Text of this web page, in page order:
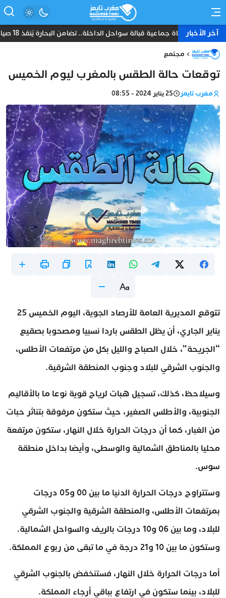
آخر الأخبارنجاة جماعية قبالة سواحل الداخلة.. تضامن البحارة يُنقذ 18 صياداً من غرق مركب “أمانة”
مجتمع
توقعات حالة الطقس بالمغرب ليوم الخميس
مغرب تايمز 25 يناير 2024 - 08:55
تتوقع المديرية العامة للأرصاد الجوية، اليوم الخميس 25
يناير الجاري، أن يظل الطقس باردا نسبيا ومصحوبا بصقيع
“الجريحة”، خلال الصباح والليل بكل من مرتفعات الأطلس،
والجنوب الشرقي للبلاد وجنوب المنطقة الشرقية.
وسيلاحظ، كذلك، تسجيل هبات لرياح قوية نوعا ما بالأقاليم
الجنوبية، والأطلس الصغير، حيث ستكون مرفوقة بتناثر حبات
من الغبار، كما أن درجات الحرارة خلال النهار، ستكون مرتفعة
محليا بالمناطق الشمالية والوسطى، وأيضا بداخل منطقة
سوس.
وستتراوح درجات الحرارة الدنيا ما بين 00 و05 درجات
بمرتفعات الأطلس، والمنطقة الشرقية والجنوب الشرقي
للبلاد، وما بين 06 و10 درجات بالريف والسواحل الشمالية.
وستكون ما بين 10 و21 درجة في ما تبقى من ربوع المملكة.
أما درجات الحرارة خلال النهار، فستنخفض بالجنوب الشرقي
للبلاد، بينما ستكون في ارتفاع بباقي أرجاء المملكة.